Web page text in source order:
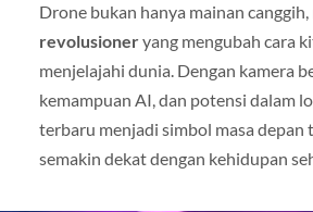
Drone bukan hanya mainan
revolusioneryang mengubah cara
menjelajahi dunia. Dengan kamera
kemampuan AI, dan potensi dalam
terbaru menjadi simbol masa depan
semakin dekat dengan kehidupan